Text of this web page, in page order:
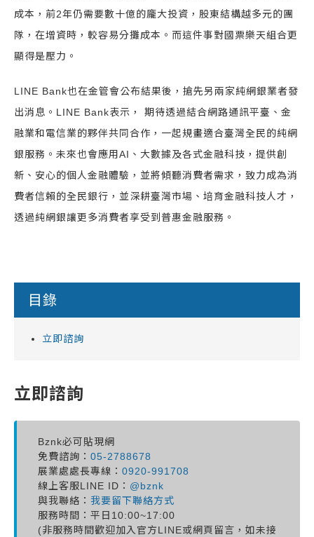
成本，前2年仍需要數十億的龐大投資，股東結構越多元的團
隊，在增資時，較容易分攤成本。而這件事對國票樂天組合更
顯得是壓力。
LINE Bank也在金管會公布結果後，搶先另兩家純網銀業者發
出消息。LINE Bank表示， 期待透過結合網路通訊平臺、金
融業和電信業的夥伴共同合作，一起規畫適合臺灣全民的純網
銀服務。未來也會應用AI、大數據及各式金融科技，提供創
新、安心的個人金融體驗，並將傾聽消費者需求，致力成為消
費者信賴的全民銀行，並深耕臺灣市場、培育金融科技人才，
透過純網銀讓更多消費者享受到普惠金融服務。
目錄
立即諮詢
立即諮詢
Bznk必可貼現網
免費諮詢： 05-2788678
展業處處長專線： 0920-991708
線上客服LINE ID： @bznk
與我聯絡： 我要留下聯絡方式
服務時間：平日10:00~17:00
(非服務時間歡迎加入官方LINE或網頁留言，如未接